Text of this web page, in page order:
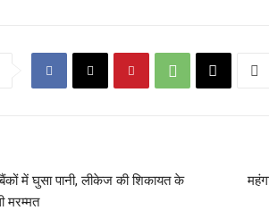
में घुसा पानी, लीकेज की शिकायत के
मरम्मत